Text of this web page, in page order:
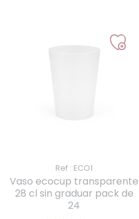
Ref : ECO1
Vaso ecocup transparente
28 cl sin graduar pack de
24